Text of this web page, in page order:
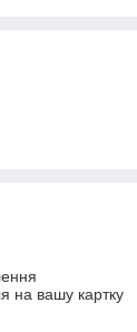
на вашу картку